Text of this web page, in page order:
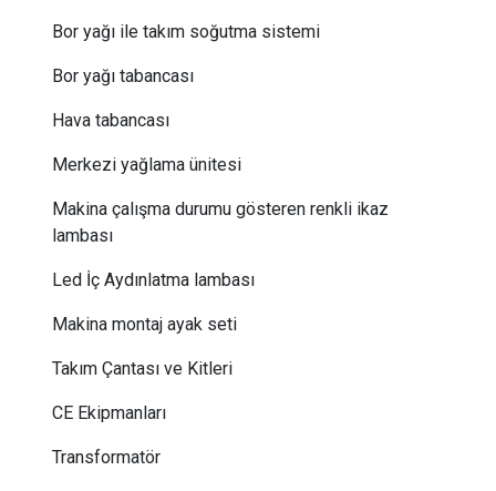
Bor yağı ile takım soğutma sistemi
Bor yağı tabancası
Hava tabancası
Merkezi yağlama ünitesi
Makina çalışma durumu gösteren renkli ikaz
lambası
Led İç Aydınlatma lambası
Makina montaj ayak seti
Takım Çantası ve Kitleri
CE Ekipmanları
Transformatör